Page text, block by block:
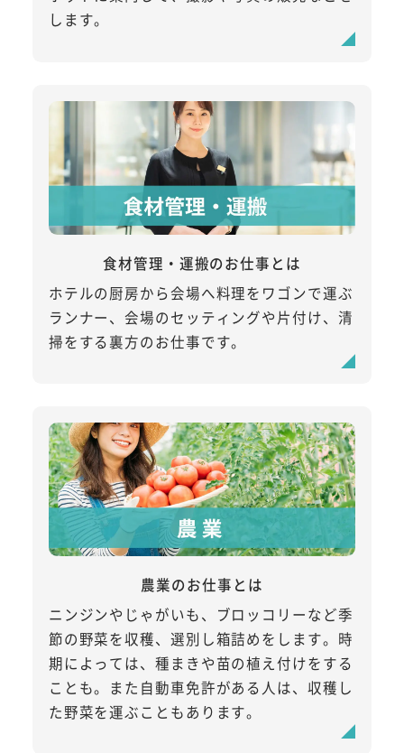
します。
食材管理・運搬のお仕事とは
ホテルの厨房から会場へ料理をワゴンで運ぶ
ランナー、会場のセッティングや片付け、清
掃をする裏方のお仕事です。
農業のお仕事とは
ニンジンやじゃがいも、ブロッコリーなど季
節の野菜を収穫、選別し箱詰めをします。時
期によっては、種まきや苗の植え付けをする
ことも。また自動車免許がある人は、収穫し
た野菜を運ぶこともあります。